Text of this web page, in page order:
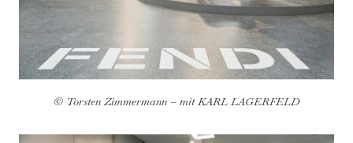
© Torsten Zimmermann – mit KARL LAGERFELD